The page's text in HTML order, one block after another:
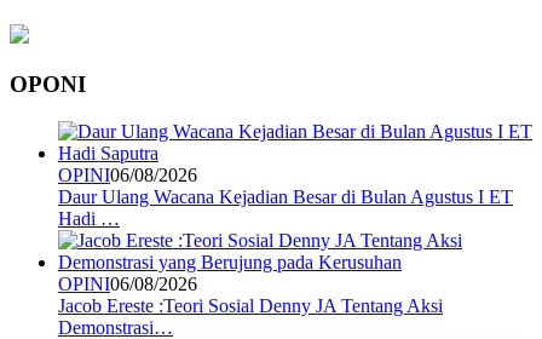
OPONI
OPINI06/08/2026
Daur Ulang Wacana Kejadian Besar di Bulan Agustus I ET
Hadi …
OPINI06/08/2026
Jacob Ereste :Teori Sosial Denny JA Tentang Aksi
Demonstrasi…